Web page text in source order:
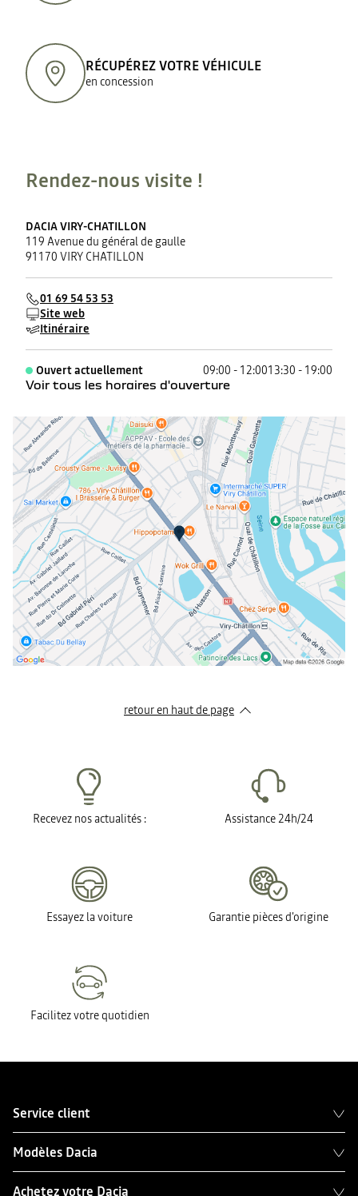
RÉCUPÉREZ VOTRE VÉHICULE
en concession
Rendez-nous visite !
DACIA VIRY-CHATILLON
119 Avenue du général de gaulle
91170 VIRY CHATILLON
01 69 54 53 53
Site web
Itinéraire
Ouvert actuellement 09:00 - 12:0013:30 - 19:00
Voir tous les horaires d'ouverture
mardi
09:00 - 12:0013:30 - 19:00
mercredi
09:00 - 12:00
13:30 - 19:00
jeudi
09:00 - 12:00
13:30 - 19:00
vendredi
09:00 - 12:00
13:30 - 19:00
samedi
09:00 - 12:00 13:30 - 18:00
dimanche
Fermé
retour en haut de page​
Recevez nos actualités : Assistance 24h/24
Essayez la voiture Garantie pièces d'origine
Facilitez votre quotidien
Service client
Modèles Dacia
Achetez votre Dacia